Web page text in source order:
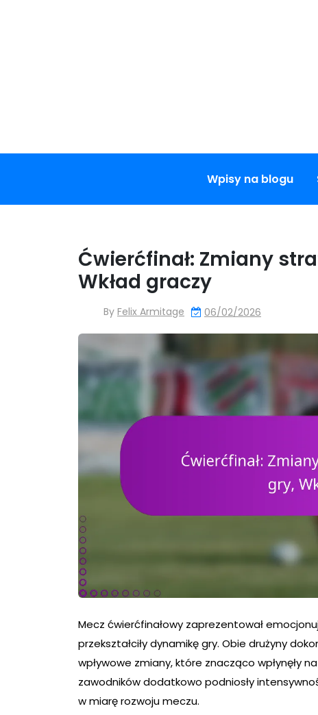
Wpisy na blogu
Ćwierćfinał: Zmiany
Wkład graczy
By Felix Armitage 06/02/2026
Mecz ćwierćfinałowy zaprezentował
przekształciły dynamikę gry. Obie drużyny
wpływowe zmiany, które znacząco wpłynęły
zawodników dodatkowo podniosły
w miarę rozwoju meczu.